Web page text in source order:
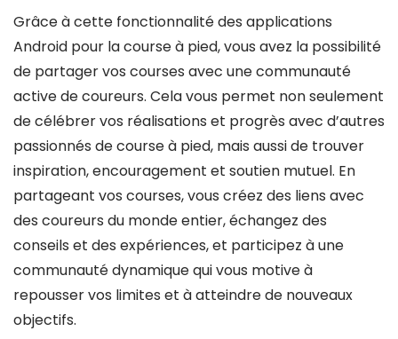
Grâce à cette fonctionnalité des applications
Android pour la course à pied, vous avez la possibilité
de partager vos courses avec une communauté
active de coureurs. Cela vous permet non seulement
de célébrer vos réalisations et progrès avec d’autres
passionnés de course à pied, mais aussi de trouver
inspiration, encouragement et soutien mutuel. En
partageant vos courses, vous créez des liens avec
des coureurs du monde entier, échangez des
conseils et des expériences, et participez à une
communauté dynamique qui vous motive à
repousser vos limites et à atteindre de nouveaux
objectifs.